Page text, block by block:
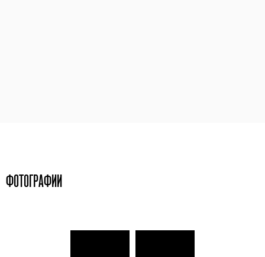
ФОТОГРАФИИ